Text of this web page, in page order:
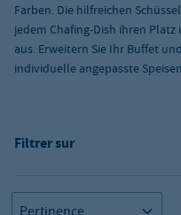
Farben. Die hilfreichen
jedem Chafing-Dish ihren
aus. Erweitern Sie Ihr Buffet
individuelle angepasste
Filtrer sur